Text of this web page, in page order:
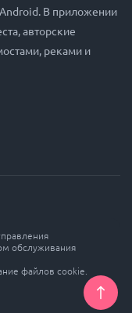
Android. В приложении
авторские
реками и
обслуживания
файлов cookie.